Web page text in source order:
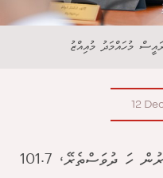
މުހައްމަދު މުއިއްޒު
12
ރައީސް މުހައްމަދު މުއިއްޒުގެ ސަރުކާރުން ހަ ދުވަސްތެރޭ، 101.7